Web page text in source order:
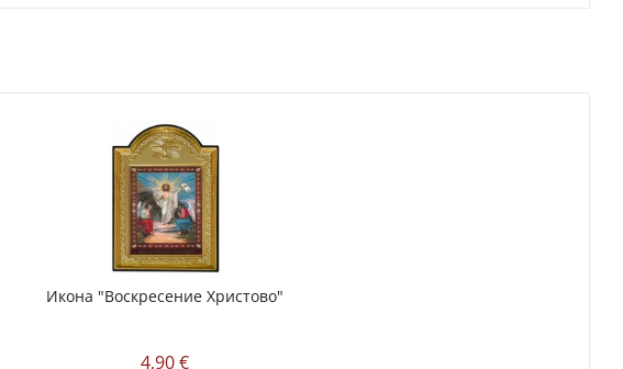
Икона "Воскресение Христово"
4,90 €